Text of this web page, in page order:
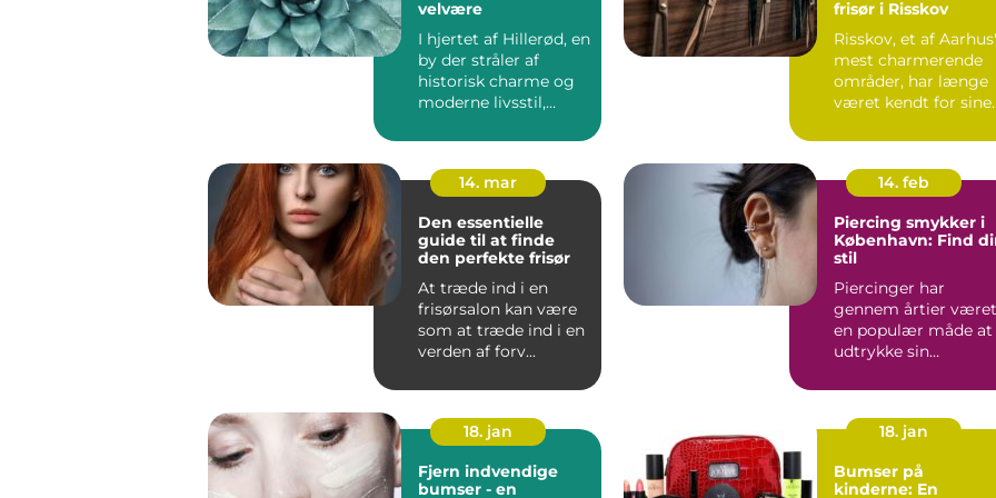
velvære
I hjertet af Hillerød, en
by der stråler af
historisk charme og
moderne livsstil,
frisør i Risskov
Risskov, et af Aarhus'
mest charmerende
områder, har længe
været kendt for sine
14. mar
Den essentielle
guide til at finde
den perfekte frisør
At træde ind i en
frisørsalon kan være
som at træde ind i en
verden af forv...
14. feb
Piercing smykker i
København: Find
stil
Piercinger har
gennem årtier været
en populær måde at
udtrykke sin
individualitet...
18. jan
Fjern indvendige
bumser - en
18. jan
Bumser på
kinderne: En